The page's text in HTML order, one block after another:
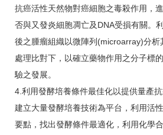
抗癌活性天然物對癌細胞之毒殺作用，
否與又發炎細胞凋亡及DNA受損有關。
後之腫瘤組織以微陣列(microarray)分析
處理比對下，以確立藥物作用之分子標
驗之發展。
4.利用發酵培養條件最佳化以提供量產
建立大量發酵培養技術為平台，利用活
要點，找出發酵條件最適化，利用化學